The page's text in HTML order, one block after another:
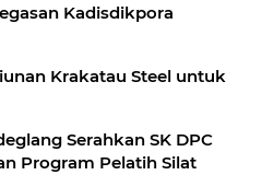
Kadisdikpora
Krakatau Steel untuk
Serahkan SK DPC
Program Pelatih Silat